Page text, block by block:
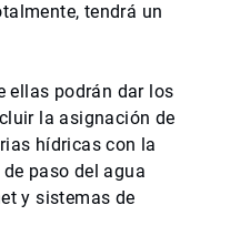
tendrá un
ellas podrán dar los
la asignación de
hídricas con la
paso del agua
y sistemas de